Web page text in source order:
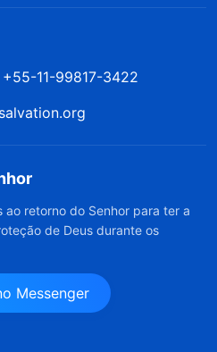
+55-11-99817-3422
retorno do Senhor para ter a
de Deus durante os
Messenger